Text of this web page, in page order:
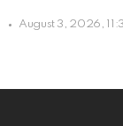
August 3, 2026,